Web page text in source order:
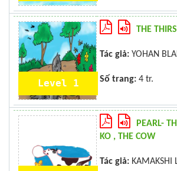
Level 1
THE
Tác giả: YOHAN
Số trang: 4 tr.
PEARL-
KO , THE COW
Tác giả: KAMAKSHI